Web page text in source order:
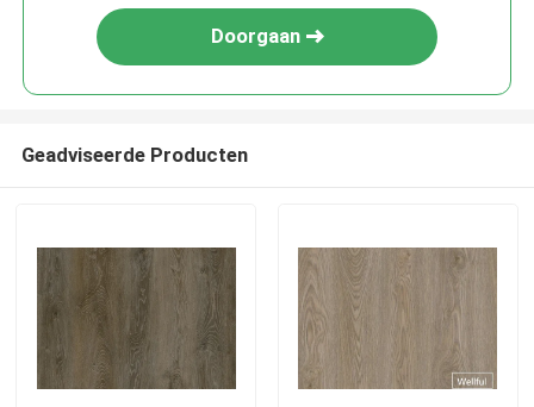
Doorgaan
Geadviseerde Producten